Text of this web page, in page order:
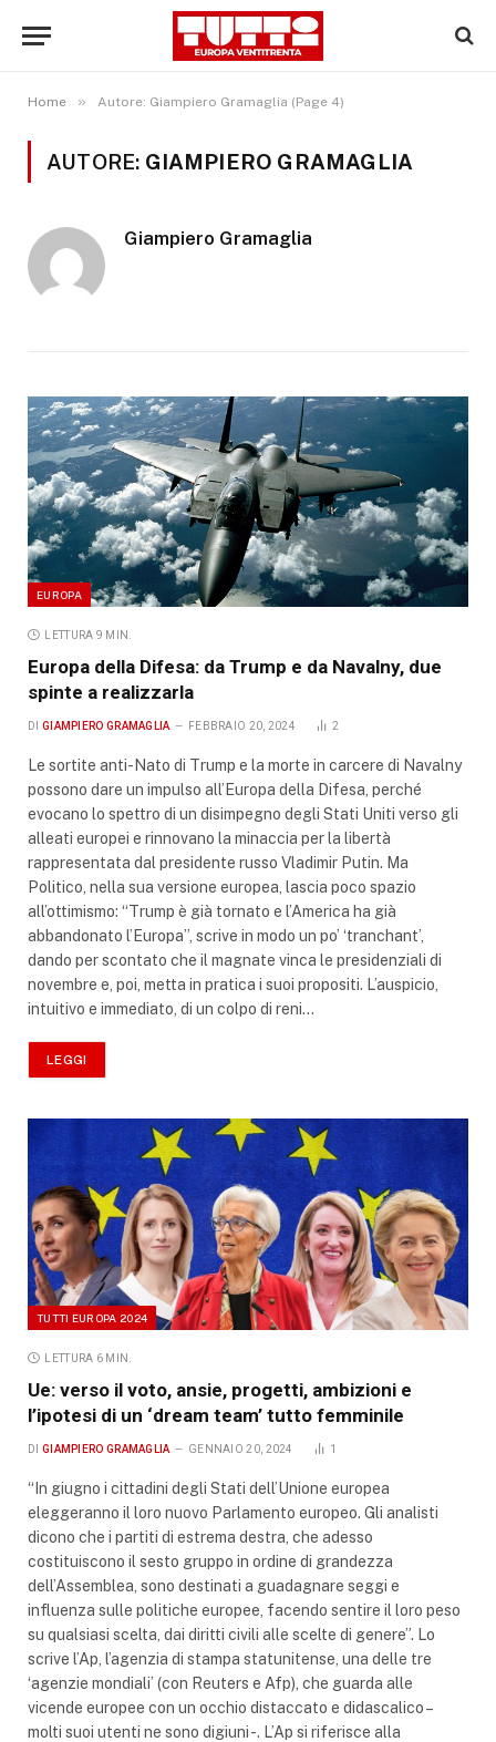
Home » Autore: Giampiero Gramaglia (Page 4)
AUTORE: GIAMPIERO GRAMAGLIA
Giampiero Gramaglia
EUROPA
LETTURA 9 MIN.
Europa della Difesa: da Trump e da Navalny, due
spinte a realizzarla
DI GIAMPIERO GRAMAGLIA FEBBRAIO 20, 2024 2
Le sortite anti-Nato di Trump e la morte in carcere di Navalny
possono dare un impulso all’Europa della Difesa, perché
evocano lo spettro di un disimpegno degli Stati Uniti verso gli
alleati europei e rinnovano la minaccia per la libertà
rappresentata dal presidente russo Vladimir Putin. Ma
Politico, nella sua versione europea, lascia poco spazio
all’ottimismo: “Trump è già tornato e l’America ha già
abbandonato l’Europa”, scrive in modo un po’ ‘tranchant’,
dando per scontato che il magnate vinca le presidenziali di
novembre e, poi, metta in pratica i suoi propositi. L’auspicio,
intuitivo e immediato, di un colpo di reni…
LEGGI
TUTTI EUROPA 2024
LETTURA 6 MIN.
Ue: verso il voto, ansie, progetti, ambizioni e
l’ipotesi di un ‘dream team’ tutto femminile
DI GIAMPIERO GRAMAGLIA GENNAIO 20, 2024 1
“In giugno i cittadini degli Stati dell’Unione europea
eleggeranno il loro nuovo Parlamento europeo. Gli analisti
dicono che i partiti di estrema destra, che adesso
costituiscono il sesto gruppo in ordine di grandezza
dell’Assemblea, sono destinati a guadagnare seggi e
influenza sulle politiche europee, facendo sentire il loro peso
su qualsiasi scelta, dai diritti civili alle scelte di genere”. Lo
scrive l’Ap, l’agenzia di stampa statunitense, una delle tre
‘agenzie mondiali’ (con Reuters e Afp), che guarda alle
vicende europee con un occhio distaccato e didascalico –
molti suoi utenti ne sono digiuni -. L’Ap si riferisce alla